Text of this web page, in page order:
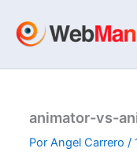
contenido
animator-vs-
PorAngel Carrero/